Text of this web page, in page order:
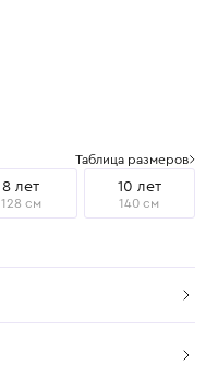
Таблица размеров
8 лет
128 см
10 лет
140 см